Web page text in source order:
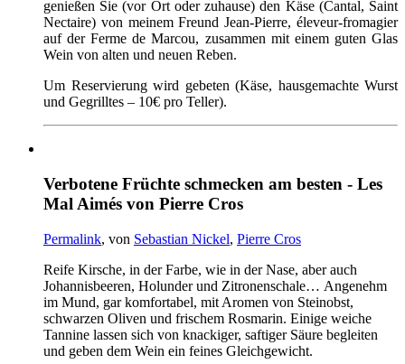
genießen Sie (vor Ort oder zuhause) den Käse (Cantal, Saint
Nectaire) von meinem Freund Jean-Pierre, éleveur-fromagier
auf der Ferme de Marcou, zusammen mit einem guten Glas
Wein von alten und neuen Reben.
Um Reservierung wird gebeten (Käse, hausgemachte Wurst
und Gegrilltes – 10€ pro Teller).
Verbotene Früchte schmecken am besten - Les
Mal Aimés von Pierre Cros
Permalink, von Sebastian Nickel, Pierre Cros
Reife Kirsche, in derFarbe, wie in derNase, aber auch
Johannisbeeren, Holunder und Zitronenschale… Angenehm
im Mund, gar komfortabel, mit Aromen von Steinobst,
schwarzen Oliven und frischem Rosmarin. Einige weiche
Tannine lassen sich von knackiger, saftiger Säure begleiten
und geben dem Wein ein feines Gleichgewicht.